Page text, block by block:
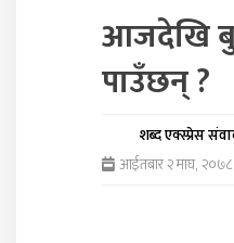
आजदेखि
पाउँछन् ?
शब्द एक्स्प्रेस
आईतबार २ माघ, २०७८